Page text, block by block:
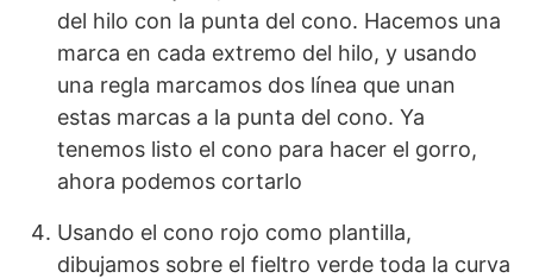
del hilo con la punta del cono. Hacemos una
marca en cada extremo del hilo, y usando
una regla marcamos dos línea que unan
estas marcas a la punta del cono. Ya
tenemos listo el cono para hacer el gorro,
ahora podemos cortarlo
Usando el cono rojo como plantilla,
dibujamos sobre el fieltro verde toda la curva